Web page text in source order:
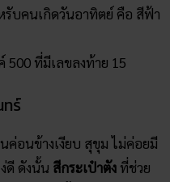
รับคนเกิดวันอาทิตย์ คือ สีฟ้า
500 ที่มีเลขลงท้าย 15
ร์
อนข้างเงียบ สุขุม ไม่ค่อยมี
ดี ดังนั้น สีกระเป๋าตัง ที่ช่วย